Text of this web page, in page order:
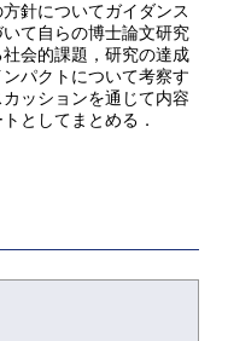
針についてガイダンス
て自らの博士論文研究
会的課題，研究の達成
パクトについて考察す
ッションを通じて内容
としてまとめる．